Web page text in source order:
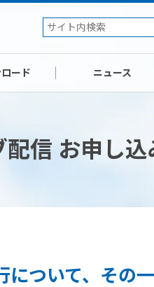
ード ニュース
配信 お申し込
ついて、その